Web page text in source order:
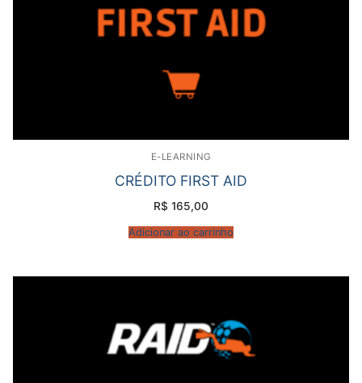
E-LEARNING
CRÉDITO FIRST AID
R$ 165,00
Adicionar ao carrinho